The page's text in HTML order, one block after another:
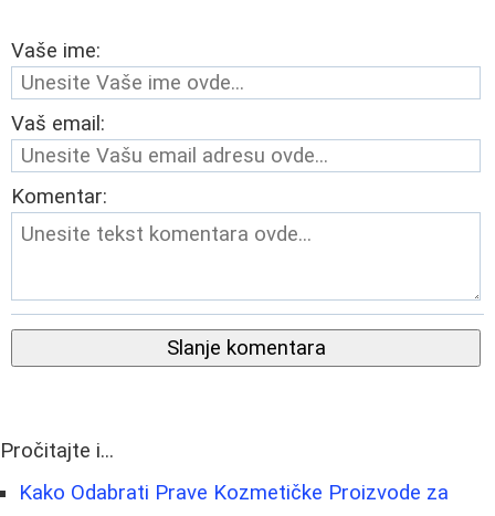
Vaše ime:
Vaš email:
Komentar:
Slanje komentara
Pročitajte i...
Kako Odabrati Prave Kozmetičke Proizvode za